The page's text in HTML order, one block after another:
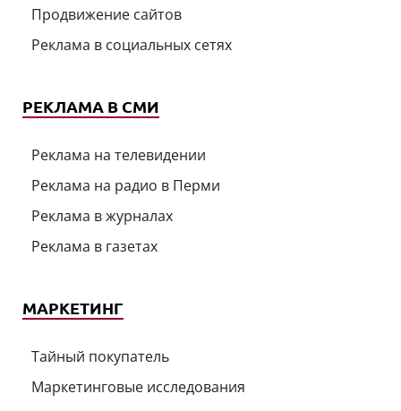
Продвижение сайтов
Реклама в социальных сетях
РЕКЛАМА В СМИ
Реклама на телевидении
Реклама на радио в Перми
Реклама в журналах
Реклама в газетах
МАРКЕТИНГ
Тайный покупатель
Маркетинговые исследования